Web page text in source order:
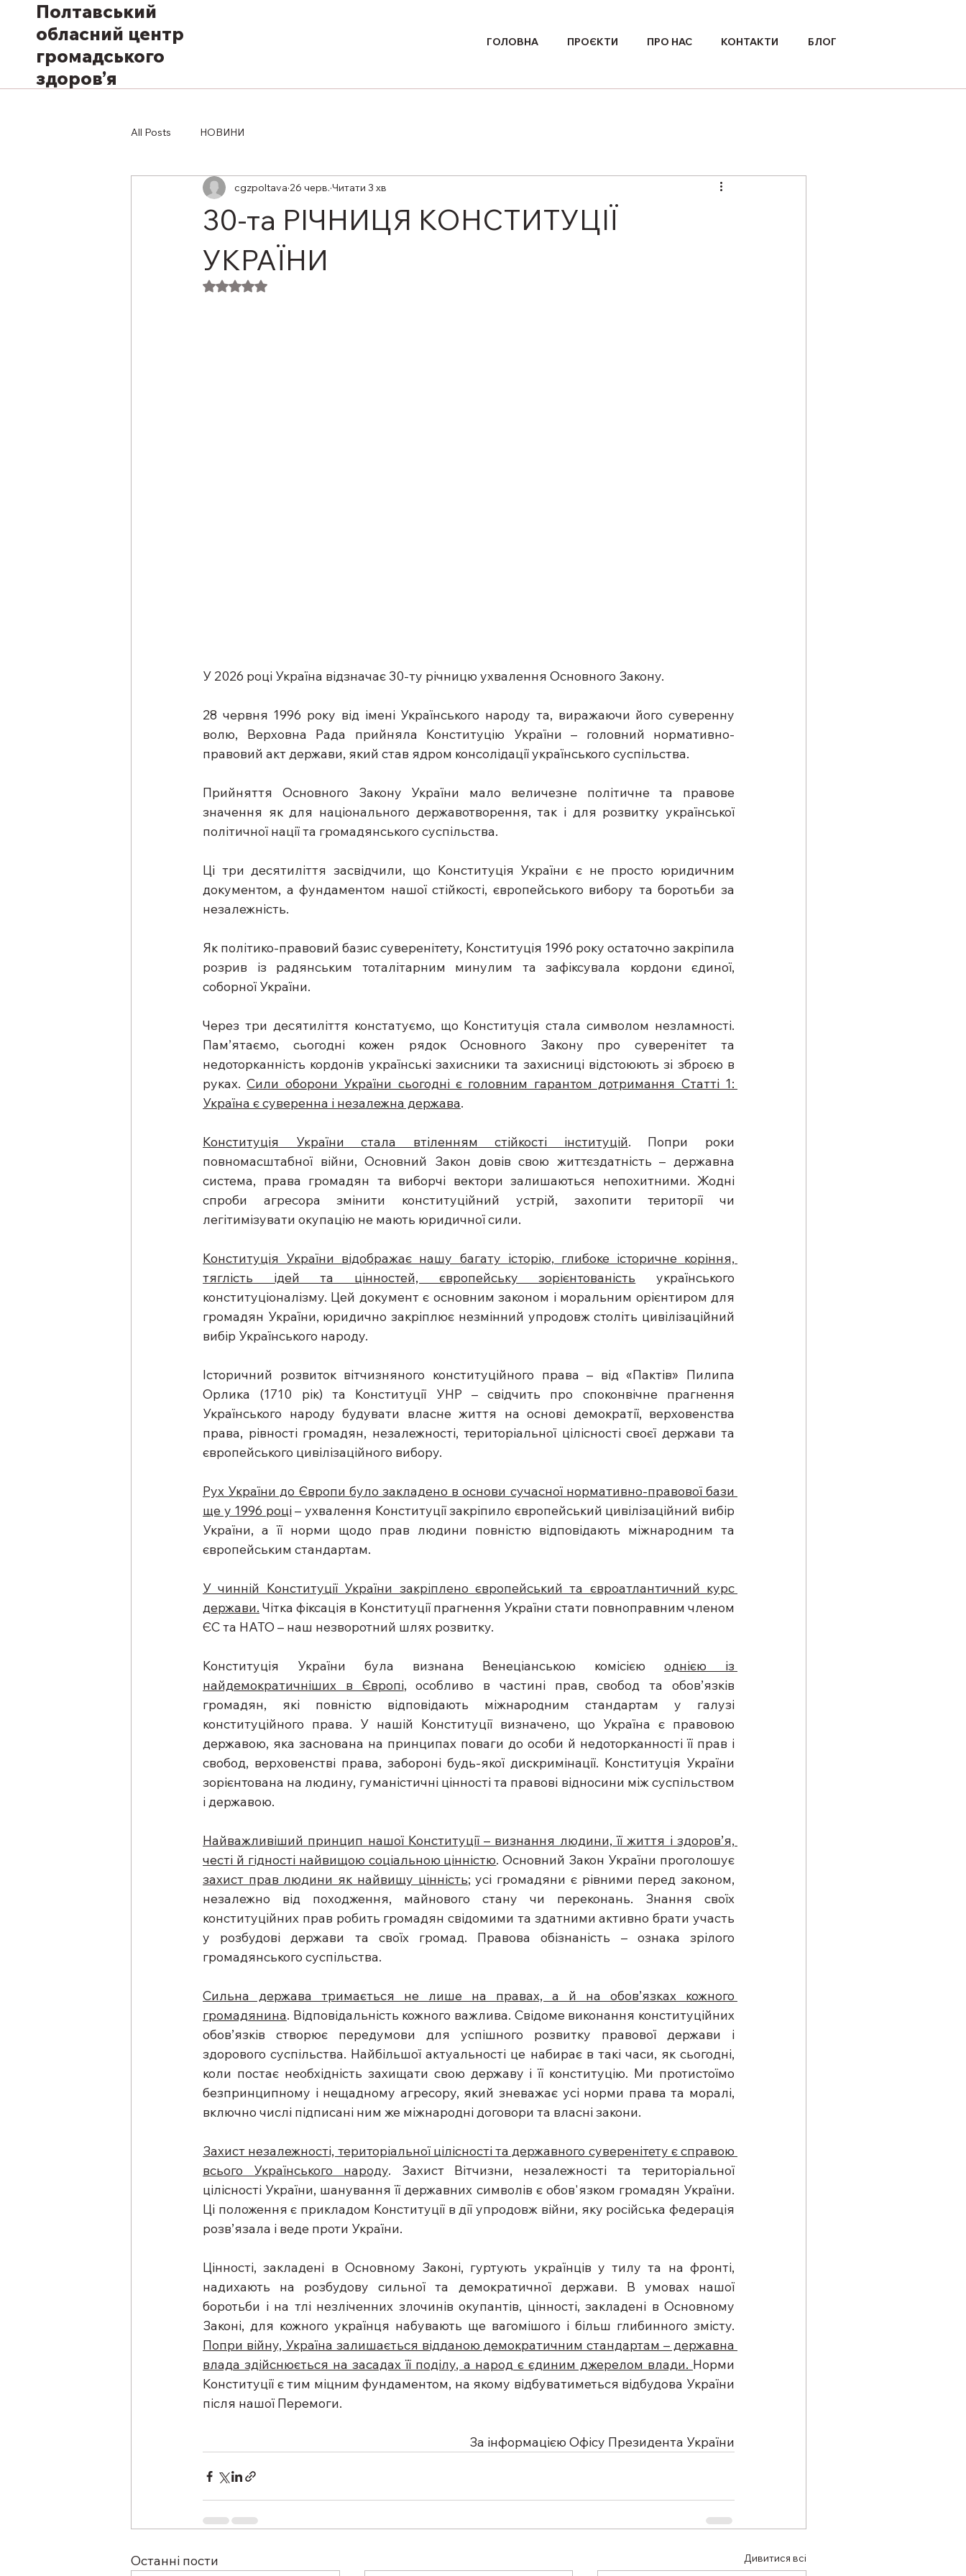
Полтавський
обласний центр
громадського
здоров’я
ГОЛОВНА ПРОЄКТИ ПРО НАС КОНТАКТИ БЛОГ
All Posts НОВИНИ
30-та РІЧНИЦЯ КОНСТИТУЦІЇ
УКРАЇНИ
cgzpoltava 26 черв. Читати 3 хв
Оцінка: NaN з 5 зірок.
У 2026 році Україна відзначає 30-ту річницю ухвалення Основного Закону.
28 червня 1996 року від імені Українського народу та, виражаючи його суверенну
волю, Верховна Рада прийняла Конституцію України – головний нормативно-
правовий акт держави, який став ядром консолідації українського суспільства.
Прийняття Основного Закону України мало величезне політичне та правове
значення як для національного державотворення, так і для розвитку української
політичної нації та громадянського суспільства.
Ці три десятиліття засвідчили, що Конституція України є не просто юридичним
документом, а фундаментом нашої стійкості, європейського вибору та боротьби за
незалежність.
Як політико-правовий базис суверенітету, Конституція 1996 року остаточно закріпила
розрив із радянським тоталітарним минулим та зафіксувала кордони єдиної,
соборної України.
Через три десятиліття констатуємо, що Конституція стала символом незламності.
Пам’ятаємо, сьогодні кожен рядок Основного Закону про суверенітет та
недоторканність кордонів українські захисники та захисниці відстоюють зі зброєю в
руках. Сили оборони України сьогодні є головним гарантом дотримання Статті 1:
Україна є суверенна і незалежна держава.
Конституція України стала втіленням стійкості інституцій. Попри роки
повномасштабної війни, Основний Закон довів свою життєздатність – державна
система, права громадян та виборчі вектори залишаються непохитними. Жодні
спроби агресора змінити конституційний устрій, захопити території чи
легітимізувати окупацію не мають юридичної сили.
Конституція України відображає нашу багату історію, глибоке історичне коріння,
тяглість ідей та цінностей, європейську зорієнтованість українського
конституціоналізму. Цей документ є основним законом і моральним орієнтиром для
громадян України, юридично закріплює незмінний упродовж століть цивілізаційний
вибір Українського народу.
Історичний розвиток вітчизняного конституційного права – від «Пактів» Пилипа
Орлика (1710 рік) та Конституції УНР – свідчить про споконвічне прагнення
Українського народу будувати власне життя на основі демократії, верховенства
права, рівності громадян, незалежності, територіальної цілісності своєї держави та
європейського цивілізаційного вибору.
Рух України до Європи було закладено в основи сучасної нормативно-правової бази
ще у 1996 році – ухвалення Конституції закріпило європейський цивілізаційний вибір
України, а її норми щодо прав людини повністю відповідають міжнародним та
європейським стандартам.
У чинній Конституції України закріплено європейський та євроатлантичний курс
держави. Чітка фіксація в Конституції прагнення України стати повноправним членом
ЄС та НАТО – наш незворотний шлях розвитку.
Конституція України була визнана Венеціанською комісією однією із
найдемократичніших в Європі, особливо в частині прав, свобод та обов’язків
громадян, які повністю відповідають міжнародним стандартам у галузі
конституційного права. У нашій Конституції визначено, що Україна є правовою
державою, яка заснована на принципах поваги до особи й недоторканності її прав і
свобод, верховенстві права, забороні будь-якої дискримінації. Конституція України
зорієнтована на людину, гуманістичні цінності та правові відносини між суспільством
і державою.
Найважливіший принцип нашої Конституції – визнання людини, її життя і здоров’я,
честі й гідності найвищою соціальною цінністю
захист прав людини як найвищу цінність; усі громадяни є рівними перед законом,
незалежно від походження, майнового стану чи переконань. Знання своїх
конституційних прав робить громадян свідомими та здатними активно брати участь
у розбудові держави та своїх громад. Правова обізнаність – ознака зрілого
громадянського суспільства.
Сильна держава тримається не лише на правах, а й на обов’язках кожного
громадянина. Відповідальність кожного важлива. Свідоме виконання конституційних
обов’язків створює передумови для успішного розвитку правової держави і
здорового суспільства. Найбільшої актуальності це набирає в такі часи, як сьогодні,
коли постає необхідність захищати свою державу і її конституцію. Ми протистоїмо
безпринципному і нещадному агресору, який зневажає усі норми права та моралі,
включно числі підписані ним же міжнародні договори та власні закони.
Захист незалежності, територіальної цілісності та державного суверенітету є справою
всього Українського народу. Захист Вітчизни, незалежності та територіальної
цілісності України, шанування її державних символів є обов'язком громадян України.
Ці положення є прикладом Конституції в дії упродовж війни, яку російська федерація
розв’язала і веде проти України.
Цінності, закладені в Основному Законі, гуртують українців у тилу та на фронті,
надихають на розбудову сильної та демократичної держави. В умовах нашої
боротьби і на тлі незліченних злочинів окупантів, цінності, закладені в Основному
Попри війну, Україна залишається відданою демократичним стандартам – державна
влада здійснюється на засадах її поділу, а народ є єдиним джерелом влади. Норми
Конституції є тим міцним фундаментом, на якому відбуватиметься відбудова України
після нашої Перемоги.
За інформацією Офісу Президента України
Останні пости Дивитися всі